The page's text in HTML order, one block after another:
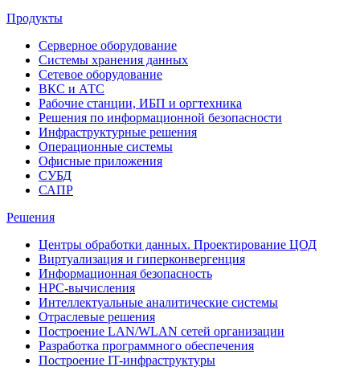
Продукты
Серверное оборудование
Системы хранения данных
Сетевое оборудование
ВКС и АТС
Рабочие станции, ИБП и оргтехника
Решения по информационной безопасности
Инфраструктурные решения
Операционные системы
Офисные приложения
СУБД
САПР
Решения
Центры обработки данных. Проектирование ЦОД
Виртуализация и гиперконвергенция
Информационная безопасность
HPC-вычисления
Интеллектуальные аналитические системы
Отраслевые решения
Построение LAN/WLAN сетей организации
Разработка программного обеспечения
Построение IT-инфраструктуры